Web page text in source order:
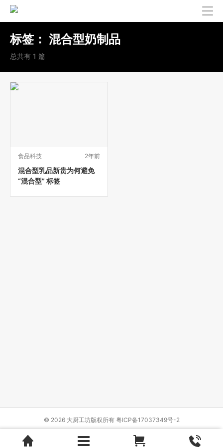
标签： 混合型奶制品
总共有 1 篇
食品科技 2年前
混合型乳品新贵为何避免
“混合型” 标签
© 2026 大厨工坊版权所有 粤ICP备17037349号-2